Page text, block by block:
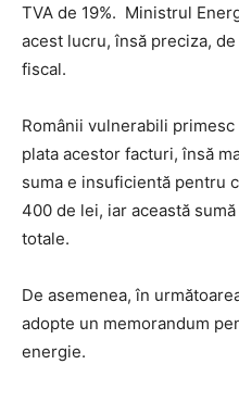
TVA de 19%. Ministrul
acest lucru, însă preciza,
fiscal.
Românii vulnerabili
plata acestor facturi, însă
suma e insuficientă pentru
400 de lei, iar această
totale.
De asemenea, în
adopte un memorandum
energie.